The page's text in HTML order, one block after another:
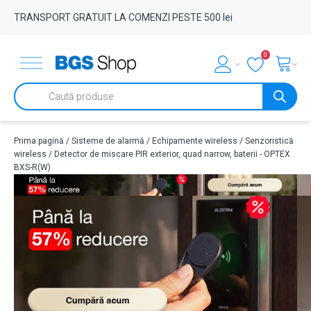
TRANSPORT GRATUIT LA COMENZI PESTE 500 lei
0
Products
search
Prima pagină / Sisteme de alarmă / Echipamente wireless / Senzoristică
wireless / Detector de miscare PIR exterior, quad narrow, baterii - OPTEX
BXS-R(W)